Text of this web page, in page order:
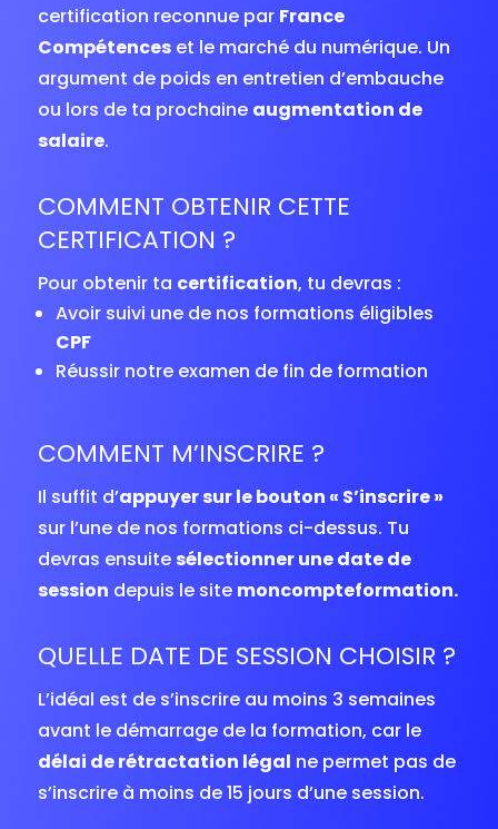
certification reconnue par France
Compétenceset le marché du numérique. Un
argument de poids en entretien d’embauche
ou lors de ta prochaine augmentation de
salaire.
COMMENT OBTENIR CETTE
CERTIFICATION ?
Pour obtenir ta certification, tu devras :
Avoir suivi une de nos formations éligibles
CPF
Réussir notre examen de fin de formation
COMMENT M’INSCRIRE ?
Il suffit d’appuyer sur le bouton « S’inscrire »
sur l’une de nos formations ci-dessus. Tu
devras ensuite sélectionner une date de
session depuis le site moncompteformation.
QUELLE DATE DE SESSION CHOISIR ?
L’idéal est de s’inscrire au moins 3 semaines
avant le démarrage de la formation, car le
délai de rétractation légal ne permet pas de
s’inscrire à moins de 15 jours d’une session.